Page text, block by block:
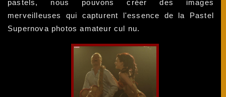
pastels, nous pouvons créer des images
merveilleuses qui capturent l'essence de la Pastel
Supernova photos amateur cul nu.